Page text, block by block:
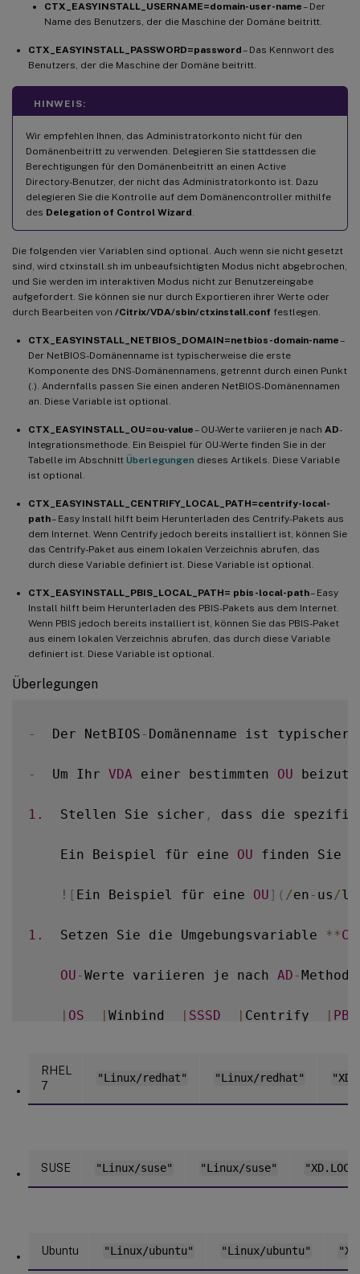
CTX_EASYINSTALL_USERNAME=domain-user-name– Der
Name des Benutzers, der die Maschine der Domäne beitritt.
CTX_EASYINSTALL_PASSWORD=password– Das Kennwort des
Benutzers, der die Maschine der Domäne beitritt.
HINWEIS:
Wir empfehlen Ihnen, das Administratorkonto nicht für den
Domänenbeitritt zu verwenden. Delegieren Sie stattdessen die
Berechtigungen für den Domänenbeitritt an einen Active
Directory-Benutzer, der nicht das Administratorkonto ist. Dazu
delegieren Sie die Kontrolle auf dem Domänencontroller mithilfe
des Delegation of Control Wizard.
Die folgenden vier Variablen sind optional. Auch wenn sie nicht gesetzt
sind, wird ctxinstall.sh im unbeaufsichtigten Modus nicht abgebrochen,
und Sie werden im interaktiven Modus nicht zur Benutzereingabe
aufgefordert. Sie können sie nur durch Exportieren ihrer Werte oder
durch Bearbeiten von /Citrix/VDA/sbin/ctxinstall.conf festlegen.
CTX_EASYINSTALL_NETBIOS_DOMAIN=netbios-domain-name–
Der NetBIOS-Domänenname ist typischerweise die erste
Komponente des DNS-Domänennamens, getrennt durch einen Punkt
(.). Andernfalls passen Sie einen anderen NetBIOS-Domänennamen
an. Diese Variable ist optional.
CTX_EASYINSTALL_OU=ou-value– OU-Werte variieren je nach AD-
Integrationsmethode. Ein Beispiel für OU-Werte finden Sie in der
Tabelle im Abschnitt Überlegungen dieses Artikels. Diese Variable
ist optional.
CTX_EASYINSTALL_CENTRIFY_LOCAL_PATH=centrify-local-
path– Easy Install hilft beim Herunterladen des Centrify-Pakets aus
dem Internet. Wenn Centrify jedoch bereits installiert ist, können Sie
das Centrify-Paket aus einem lokalen Verzeichnis abrufen, das
durch diese Variable definiert ist. Diese Variable ist optional.
CTX_EASYINSTALL_PBIS_LOCAL_PATH= pbis-local-path– Easy
Install hilft beim Herunterladen des PBIS-Pakets aus dem Internet.
Wenn PBIS jedoch bereits installiert ist, können Sie das PBIS-Paket
aus einem lokalen Verzeichnis abrufen, das durch diese Variable
definiert ist. Diese Variable ist optional.
Überlegungen
-
  Der NetBIOS
- Domänenname ist
-
  Um Ihr
VDA einer bestimmten OU
1.
  Stellen Sie sicher
, dass die
    Ein Beispiel für eine
OU finden Sie
! [ Ein Beispiel für eine OU ] ( /en - us/
1.
  Setzen Sie die Umgebungsvariable
**
OU -Werte variieren je nach AD - Methode
OS Winbind SSSD Centrify
|Debian |`"Linux/debian"` |`"Linux/
RHEL
7
"Linux/redhat" "Linux/redhat"
SUSE "Linux/suse" "Linux/suse"
Ubuntu "Linux/ubuntu" "Linux/ubuntu"